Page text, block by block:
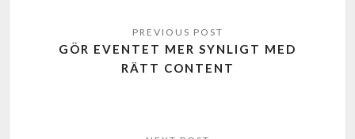
GÖR EVENTET MER SYNLIGT MED
RÄTT CONTENT